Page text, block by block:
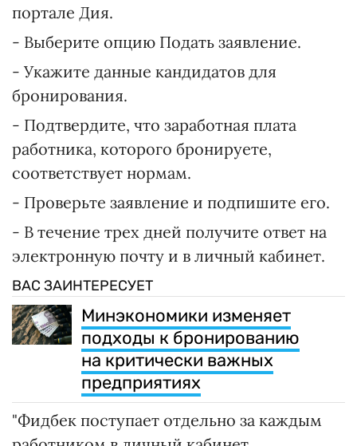
портале Дия.
- Выберите опцию Подать заявление.
- Укажите данные кандидатов для
бронирования.
- Подтвердите, что заработная плата
работника, которого бронируете,
соответствует нормам.
- Проверьте заявление и подпишите его.
- В течение трех дней получите ответ на
электронную почту и в личный кабинет.
ВАС ЗАИНТЕРЕСУЕТ
Минэкономики изменяет
подходы к бронированию
на критически важных
предприятиях
"Фидбек поступает отдельно за каждым